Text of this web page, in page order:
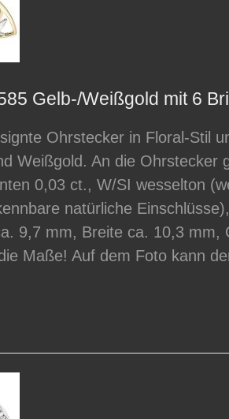
Gelb-/Weißgold mit 6
Ohrstecker in Floral-Stil
Weißgold. An die Ohrstecker
0,03 ct., W/SI wesselton
natürliche
9,7 mm, Breite ca. 10,3 mm,
Maße! Auf dem Foto kann